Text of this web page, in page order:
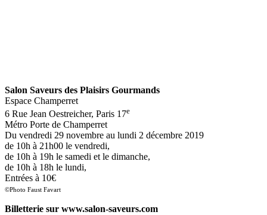
Salon Saveurs des Plaisirs Gourmands
Espace Champerret
6 Rue Jean Oestreicher, Paris 17e
Métro Porte de Champerret
Du vendredi 29 novembre au lundi 2 décembre 2019
de 10h à 21h00 le vendredi,
de 10h à 19h le samedi et le dimanche,
de 10h à 18h le lundi,
Entrées à 10€
©Photo Faust Favart
Billetterie sur www.salon-saveurs.com